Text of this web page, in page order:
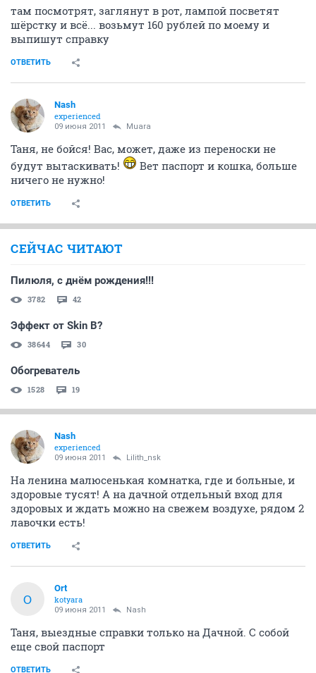
там посмотрят, заглянут в рот, лампой посветят
шёрстку и всё... возьмут 160 рублей по моему и
выпишут справку
ОТВЕТИТЬ
Nash
experienced
09 июня 2011 Muara
Таня, не бойся! Вас, может, даже из переноски не
будут вытаскивать!
Вет паспорт и кошка, больше
ничего не нужно!
ОТВЕТИТЬ
СЕЙЧАС ЧИТАЮТ
Пилюля, с днём рождения!!!
3782 42
Эффект от Skin B?
38644 30
Обогреватель
1528 19
Nash
experienced
09 июня 2011 Lilith_nsk
На ленина малюсенькая комнатка, где и больные, и
здоровые тусят! А на дачной отдельный вход для
здоровых и ждать можно на свежем воздухе, рядом 2
лавочки есть!
ОТВЕТИТЬ
O
Ort
kotyara
09 июня 2011 Nash
Таня, выездные справки только на Дачной. С собой
еще свой паспорт
ОТВЕТИТЬ